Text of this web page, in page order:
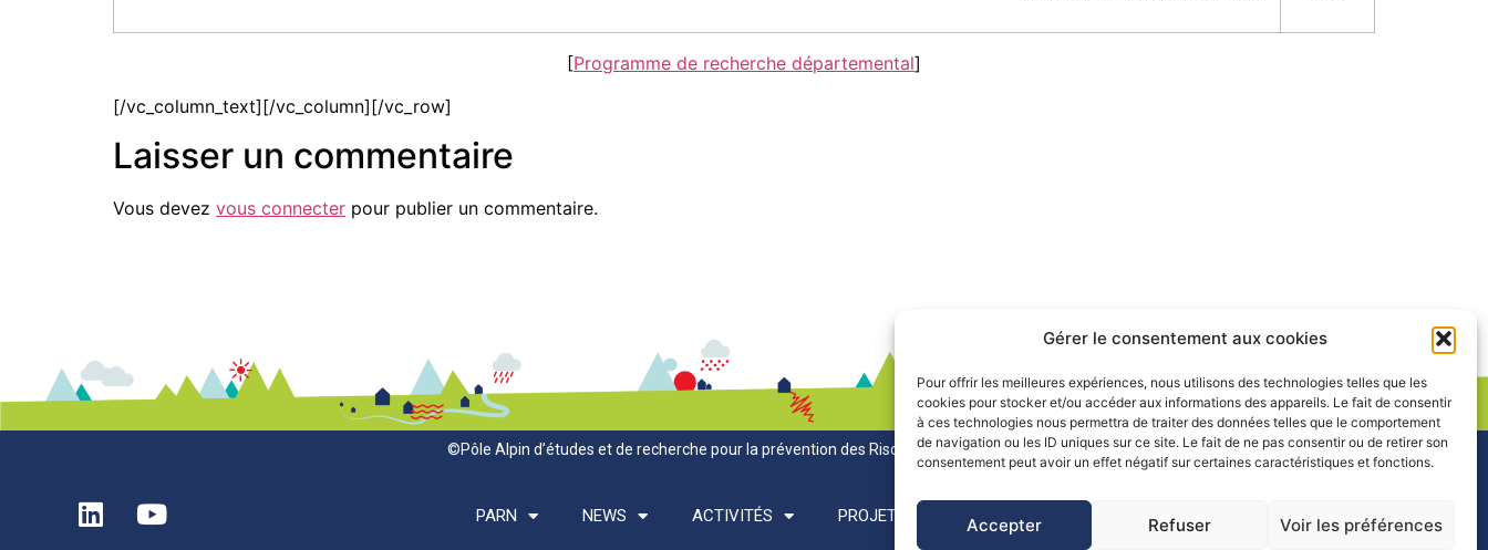
Gérer le consentement aux cookies
Pour offrir les meilleures expériences, nous utilisons des technologies telles que les
cookies pour stocker et/ou accéder aux informations des appareils. Le fait de consentir
à ces technologies nous permettra de traiter des données telles que le comportement
de navigation ou les ID uniques sur ce site. Le fait de ne pas consentir ou de retirer son
consentement peut avoir un effet négatif sur certaines caractéristiques et fonctions.
Accepter Refuser Voir les préférences
[Programme de recherche départemental]
[/vc_column_text][/vc_column][/vc_row]
Laisser un commentaire
Vous devez vous connecter pour publier un commentaire.
©Pôle Alpin d’études et de recherche pour la prévention des Risques Naturels (PARN)
PARN NEWS ACTIVITÉS PROJETS PORTAILS RESSOURCES